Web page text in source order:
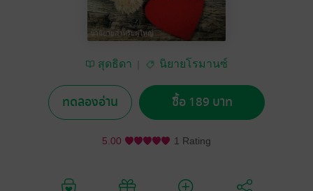
สุดธิดา นิยายโรมานซ์
ทดลองอ่าน ซื้อ 189 บาท
5.00 1 Rating